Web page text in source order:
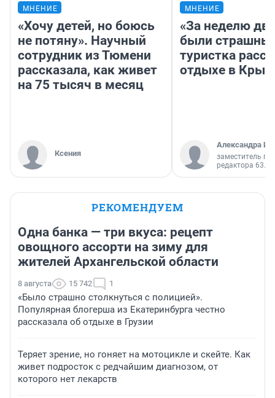
МНЕНИЕ
«Хочу детей, но боюсь
не потяну». Научный
сотрудник из Тюмени
рассказала, как живет
на 75 тысяч в месяц
Ксения
МНЕНИЕ
«За неделю
были
туристка
отдыхе в
Александра
заместитель
редактора 63.RU
РЕКОМЕНДУЕМ
Одна банка — три вкуса: рецепт
овощного ассорти на зиму для
жителей Архангельской области
8 августа 15 742 1
«Было страшно столкнуться с полицией».
Популярная блогерша из Екатеринбурга честно
рассказала об отдыхе в Грузии
Теряет зрение, но гоняет на мотоцикле и скейте. Как
живет подросток с редчайшим диагнозом, от
которого нет лекарств